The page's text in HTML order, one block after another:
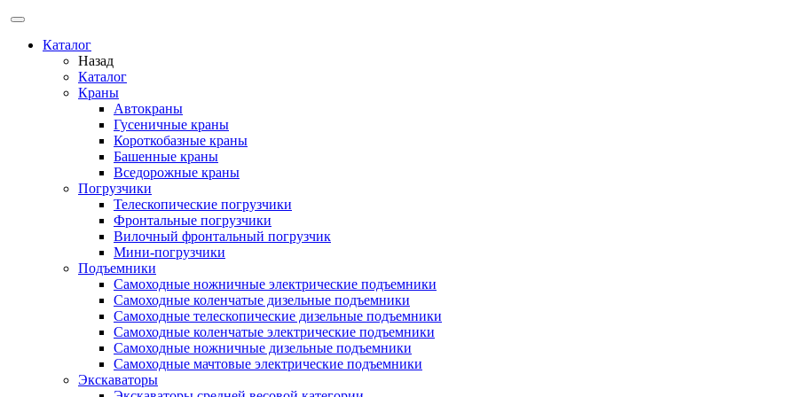
Каталог
Назад
Каталог
Краны
Автокраны
Гусеничные краны
Короткобазные краны
Башенные краны
Вcедорожные краны
Погрузчики
Телескопические погрузчики
Фронтальные погрузчики
Вилочный фронтальный погрузчик
Мини-погрузчики
Подъемники
Самоходные ножничные электрические подъемники
Самоходные коленчатые дизельные подъемники
Самоходные телескопические дизельные подъемники
Самоходные коленчатые электрические подъемники
Самоходные ножничные дизельные подъемники
Самоходные мачтовые электрические подъемники
Экскаваторы